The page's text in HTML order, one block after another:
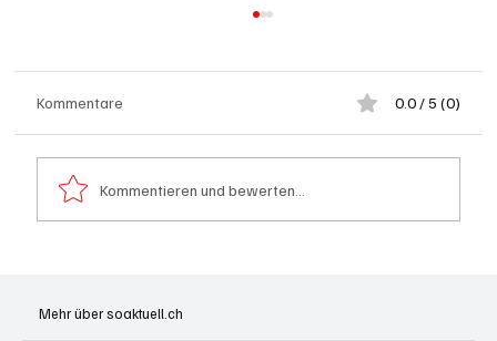
Kommentare 0.0 / 5 (0)
Kommentieren und bewerten...
Mehr über soaktuell.ch